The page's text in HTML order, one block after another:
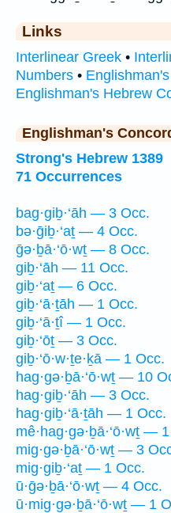
Links
Interlinear Greek •
Numbers •
Englishman's Hebrew
Englishman's
Strong's Hebrew 1389
71 Occurrences
bag·giḇ·‘āh — 3 Occ.
bə·ḡiḇ·‘aṯ — 4 Occ.
ḡə·ḇā·‘ō·wṯ — 8 Occ.
giḇ·‘āh — 11 Occ.
giḇ·‘aṯ — 6 Occ.
giḇ·‘ā·ṯāh — 1 Occ.
giḇ·‘ā·ṯî — 1 Occ.
giḇ·‘ōṯ — 3 Occ.
giḇ·‘ō·w·ṯe·ḵā — 1 Occ.
hag·gə·ḇā·‘ō·wṯ — 10
hag·giḇ·‘āh — 3 Occ.
hag·giḇ·‘ā·ṯāh — 1 Occ.
mê·hag·gə·ḇā·‘ō·wṯ —
mig·gə·ḇā·‘ō·wṯ — 3
mig·giḇ·‘aṯ — 1 Occ.
ū·ḡə·ḇā·‘ō·wṯ — 4 Occ.
ū·mig·gə·ḇā·‘ō·wṯ — 1